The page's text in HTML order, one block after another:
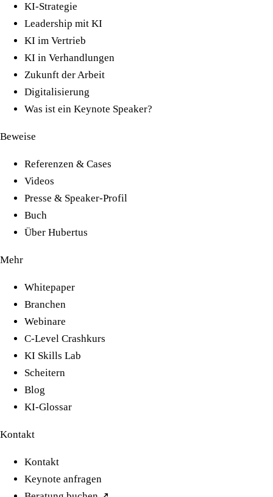
KI-Strategie
Leadership mit KI
KI im Vertrieb
KI in Verhandlungen
Zukunft der Arbeit
Digitalisierung
Was ist ein Keynote Speaker?
Beweise
Referenzen & Cases
Videos
Presse & Speaker-Profil
Buch
Über Hubertus
Mehr
Whitepaper
Branchen
Webinare
C-Level Crashkurs
KI Skills Lab
Scheitern
Blog
KI-Glossar
Kontakt
Kontakt
Keynote anfragen